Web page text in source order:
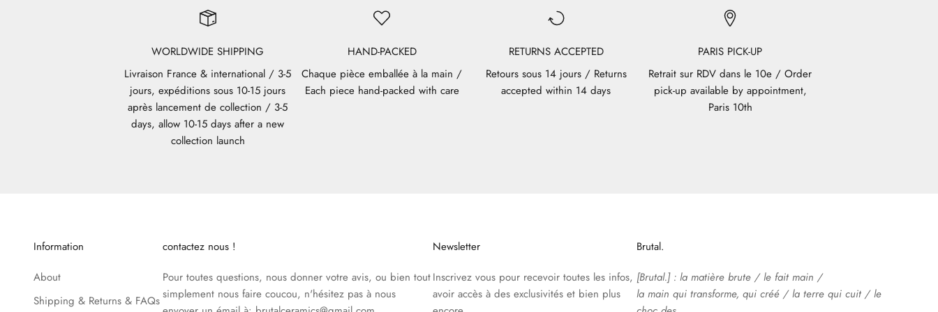
WORLDWIDE SHIPPING
Livraison France & international / 3-5
jours, expéditions sous 10-15 jours
après lancement de collection / 3-5
days, allow 10-15 days after a new
collection launch
HAND-PACKED
Chaque pièce emballée à la main /
Each piece hand-packed with care
RETURNS ACCEPTED
Retours sous 14 jours / Returns
accepted within 14 days
PARIS PICK-UP
Retrait sur RDV dans le 10e / Order
pick-up available by appointment,
Paris 10th
Information
About
Shipping & Returns & FAQs
contactez nous !
Pour toutes questions, nous donner votre avis, ou bien tout
simplement nous faire coucou, n'hésitez pas à nous
Newsletter
Inscrivez vous pour recevoir toutes les infos,
avoir accès à des exclusivités et bien plus
Brutal.
[Brutal.] : la matière brute / le fait main /
la main qui transforme, qui créé / la terre qui cuit / le